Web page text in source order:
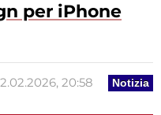
per iPhone
Notizia
20:58